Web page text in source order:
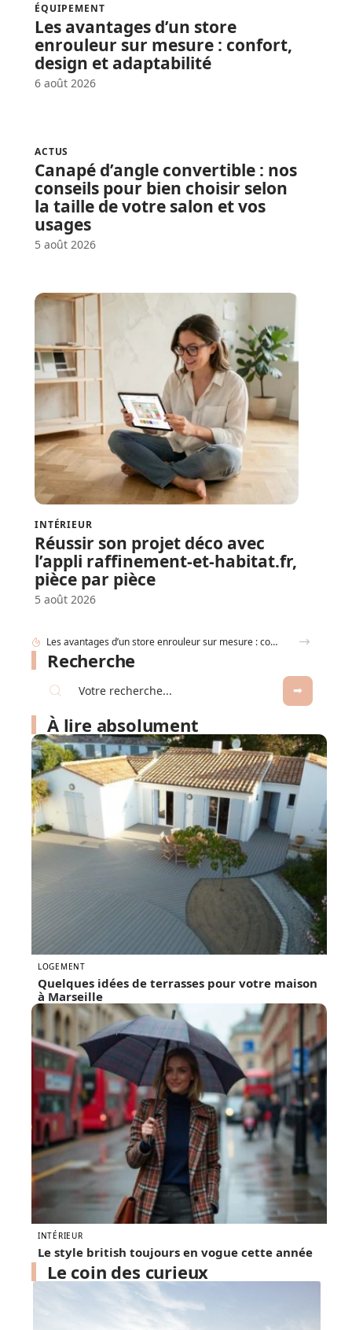
ÉQUIPEMENT
Les avantages d’un store
enrouleur sur mesure : confort,
design et adaptabilité
6 août 2026
ACTUS
Canapé d’angle convertible : nos
conseils pour bien choisir selon
la taille de votre salon et vos
usages
5 août 2026
INTÉRIEUR
Réussir son projet déco avec
l’appli raffinement-et-habitat.fr,
pièce par pièce
5 août 2026
Recherche
À lire absolument
LOGEMENT
Quelques idées de terrasses pour votre maison
à Marseille
INTÉRIEUR
Le style british toujours en vogue cette année
Le coin des curieux